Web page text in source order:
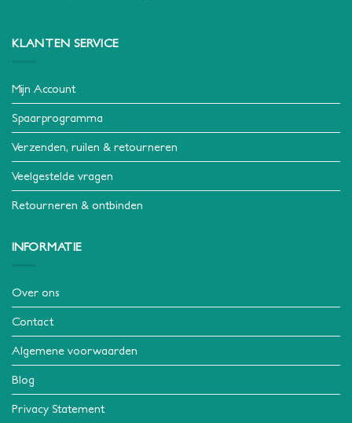
KLANTEN SERVICE
Mijn Account
Spaarprogramma
Verzenden, ruilen & retourneren
Veelgestelde vragen
Retourneren & ontbinden
INFORMATIE
Over ons
Contact
Algemene voorwaarden
Blog
Privacy Statement